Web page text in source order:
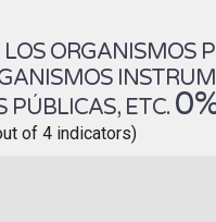
ORGANISMOS
PÚBLICAS, ETC.
of 4 indicators)